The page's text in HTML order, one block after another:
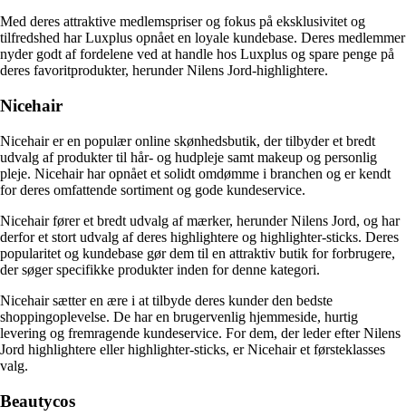
Med deres attraktive medlemspriser og fokus på eksklusivitet og
tilfredshed har Luxplus opnået en loyale kundebase. Deres medlemmer
nyder godt af fordelene ved at handle hos Luxplus og spare penge på
deres favoritprodukter, herunder Nilens Jord-highlightere.
Nicehair
Nicehair er en populær online skønhedsbutik, der tilbyder et bredt
udvalg af produkter til hår- og hudpleje samt makeup og personlig
pleje. Nicehair har opnået et solidt omdømme i branchen og er kendt
for deres omfattende sortiment og gode kundeservice.
Nicehair fører et bredt udvalg af mærker, herunder Nilens Jord, og har
derfor et stort udvalg af deres highlightere og highlighter-sticks. Deres
popularitet og kundebase gør dem til en attraktiv butik for forbrugere,
der søger specifikke produkter inden for denne kategori.
Nicehair sætter en ære i at tilbyde deres kunder den bedste
shoppingoplevelse. De har en brugervenlig hjemmeside, hurtig
levering og fremragende kundeservice. For dem, der leder efter Nilens
Jord highlightere eller highlighter-sticks, er Nicehair et førsteklasses
valg.
Beautycos